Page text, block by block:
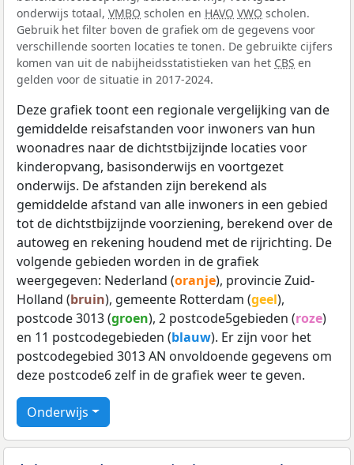
onderwijs totaal, VMBO scholen en HAVO VWO scholen.
Gebruik het filter boven de grafiek om de gegevens voor
verschillende soorten locaties te tonen. De gebruikte cijfers
komen van uit de nabijheidsstatistieken van het CBS en
gelden voor de situatie in 2017-2024.
Deze grafiek toont een regionale vergelijking van de
gemiddelde reisafstanden voor inwoners van hun
woonadres naar de dichtstbijzijnde locaties voor
kinderopvang, basisonderwijs en voortgezet
onderwijs. De afstanden zijn berekend als
gemiddelde afstand van alle inwoners in een gebied
tot de dichtstbijzijnde voorziening, berekend over de
autoweg en rekening houdend met de rijrichting. De
volgende gebieden worden in de grafiek
weergegeven: Nederland (oranje), provincie Zuid-
Holland (bruin), gemeente Rotterdam (geel),
postcode 3013 (groen), 2 postcode5gebieden (roze)
en 11 postcodegebieden (blauw). Er zijn voor het
postcodegebied 3013 AN onvoldoende gegevens om
deze postcode6 zelf in de grafiek weer te geven.
Onderwijs